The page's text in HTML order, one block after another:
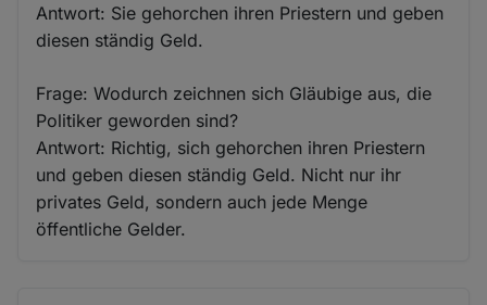
Antwort: Sie gehorchen ihren Priestern und geben
diesen ständig Geld.
Frage: Wodurch zeichnen sich Gläubige aus, die
Politiker geworden sind?
Antwort: Richtig, sich gehorchen ihren Priestern
und geben diesen ständig Geld. Nicht nur ihr
privates Geld, sondern auch jede Menge
öffentliche Gelder.